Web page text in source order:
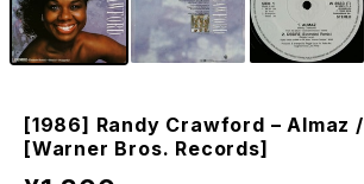
[1986] Randy Crawford – Almaz
[Warner Bros. Records]